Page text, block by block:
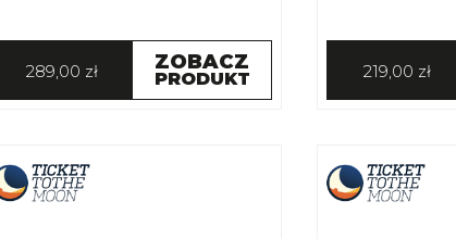
289,00 zł ZOBACZ
PRODUKT 219,00 zł